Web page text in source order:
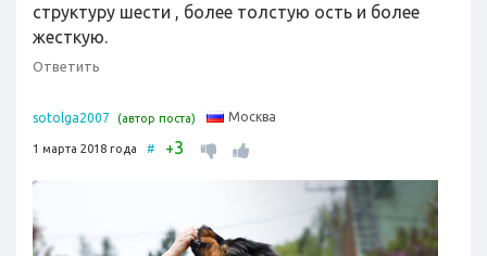
структуру шести , более толстую ость и более
жесткую.
Ответить
sotolga2007 (автор поста) Москва
1 марта 2018 года # +3